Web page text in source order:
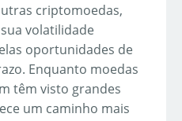
criptomoedas,
volatilidade
oportunidades de
Enquanto moedas
têm visto grandes
um caminho mais